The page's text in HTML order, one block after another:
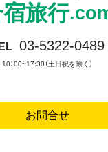
】
た商品･サービスの提供
ループ会社および当社の
ャンペーン等のご案内
旅行
03-5322-0489
10：00~17:30（土日祝を除く）
お問合せ